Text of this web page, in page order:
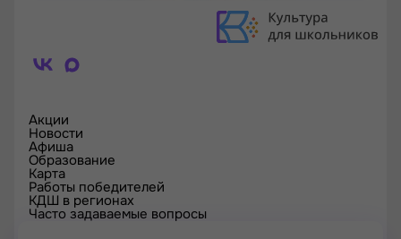
Акции
Новости
Афиша
Образование
Карта
Работы победителей
КДШ в регионах
Часто задаваемые вопросы
Проверка сертификата